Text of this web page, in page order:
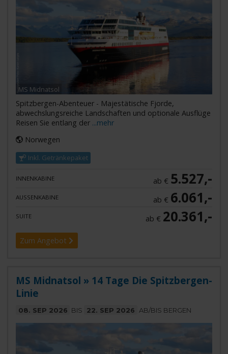
MS Midnatsol
Spitzbergen-Abenteuer - Majestätische Fjorde,
abwechslungsreiche Landschaften und optionale Ausflüge
Reisen Sie entlang der ...mehr
Norwegen
Inkl. Getränkepaket
INNENKABINE ab € 5.527,-
AUSSENKABINE ab € 6.061,-
SUITE ab € 20.361,-
Zum Angebot
MS Midnatsol » 14 Tage Die Spitzbergen-
Linie
08. SEP 2026 BIS 22. SEP 2026 AB/BIS BERGEN